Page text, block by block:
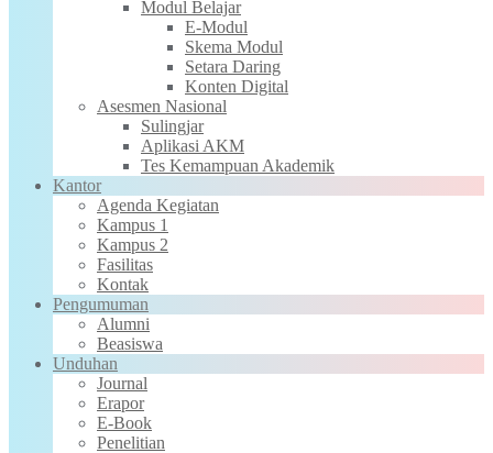
Modul Belajar
E-Modul
Skema Modul
Setara Daring
Konten Digital
Asesmen Nasional
Sulingjar
Aplikasi AKM
Tes Kemampuan Akademik
Kantor
Agenda Kegiatan
Kampus 1
Kampus 2
Fasilitas
Kontak
Pengumuman
Alumni
Beasiswa
Unduhan
Journal
Erapor
E-Book
Penelitian